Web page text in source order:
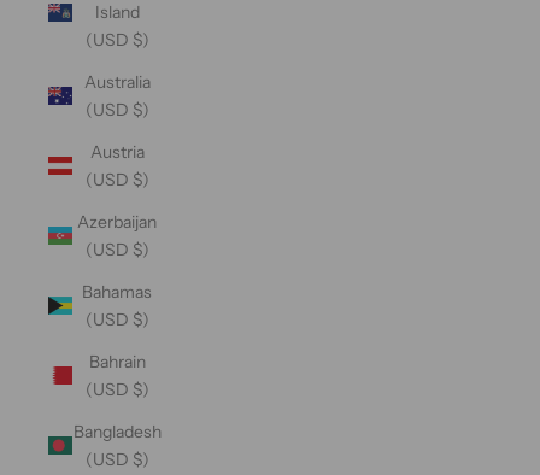
Island
(USD $)
Australia
(USD $)
Austria
(USD $)
Azerbaijan
(USD $)
Bahamas
(USD $)
Bahrain
(USD $)
Bangladesh
(USD $)